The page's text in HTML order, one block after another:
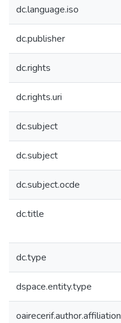
dc.language.iso
dc.publisher
dc.rights
dc.rights.uri
dc.subject
dc.subject
dc.subject.ocde
dc.title
dc.type
dspace.entity.type
oairecerif.author.affiliation